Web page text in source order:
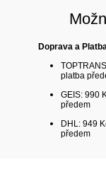
Doprava a Platba
platba
GEIS: 990
předem
DHL: 949
předem